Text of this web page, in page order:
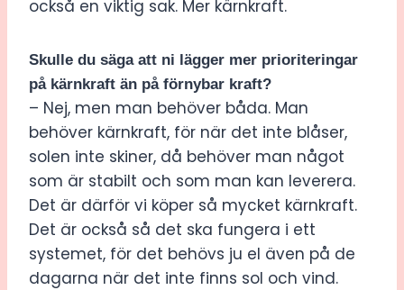
också en viktig sak. Mer kärnkraft.
Skulle du säga att ni lägger mer prioriteringar
på kärnkraft än på förnybar kraft?
– Nej, men man behöver båda. Man
behöver kärnkraft, för när det inte blåser,
solen inte skiner, då behöver man något
som är stabilt och som man kan leverera.
Det är därför vi köper så mycket kärnkraft.
Det är också så det ska fungera i ett
systemet, för det behövs ju el även på de
dagarna när det inte finns sol och vind.